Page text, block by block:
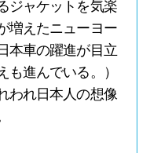
ジャケットを気楽
増えたニューヨー
本車の躍進が目立
進んでいる。）
われ日本人の想像